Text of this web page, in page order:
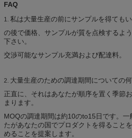
FAQ
1. 私は大量生産の前にサンプルを得てもい
の後で価格、サンプルが質を点検するよ
下さい。
交渉可能なサンプル充満および配達料。
2. 大量生産のための調達期間についての何
正直に、それはあなたが順序を置く季節
まります。
MOQの調達期間は約10のto15日です。
たがあなたの国でプロダクトを得ること
めることを提案します。